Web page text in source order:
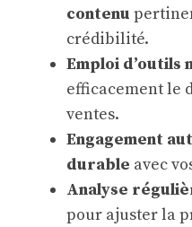
contenu
crédibilité.
Emploi d’outils
efficacement le
ventes.
Engagement
durable avec
Analyse
pour ajuster la